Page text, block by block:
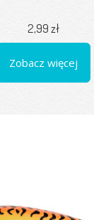
2,99 zł
Zobacz więcej